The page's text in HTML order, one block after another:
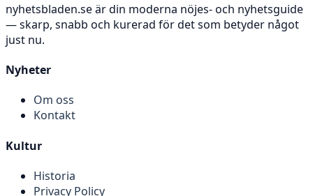
nyhetsbladen.se är din moderna nöjes- och nyhetsguide
— skarp, snabb och kurerad för det som betyder något
just nu.
Nyheter
Om oss
Kontakt
Kultur
Historia
Privacy Policy